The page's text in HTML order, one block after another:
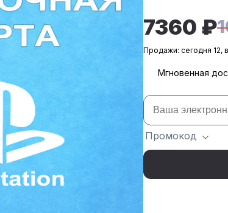
7360 ₽
Продажи: сегодня 12,
Мгновенная
Промокод